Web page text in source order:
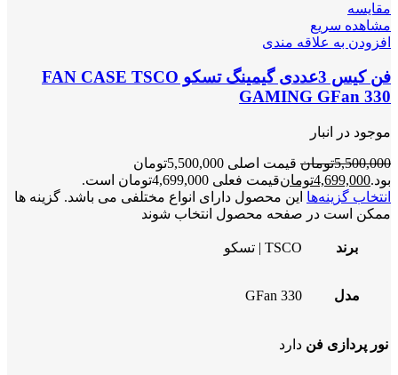
مقایسه
مشاهده سریع
افزودن به علاقه مندی
فن کیس 3عددی گیمینگ تسکو FAN CASE TSCO
GAMING GFan 330
موجود در انبار
5,500,000تومان
قیمت اصلی 5,500,000تومان
بود.4,699,000تومانقیمت فعلی 4,699,000تومان است.
انتخاب گزینه‌ها این محصول دارای انواع مختلفی می باشد. گزینه ها
ممکن است در صفحه محصول انتخاب شوند
برند TSCO | تسکو
مدل GFan 330
نور پردازی فن دارد